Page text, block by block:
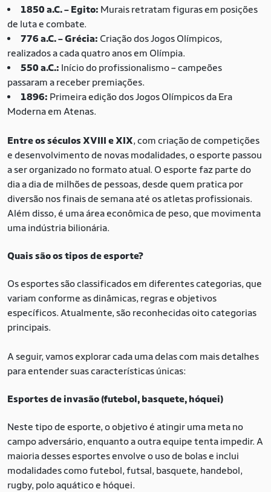
1850 a.C. – Egito: Murais retratam figuras em posições
de luta e combate.
776 a.C. – Grécia: Criação dos Jogos Olímpicos,
realizados a cada quatro anos em Olímpia.
550 a.C.: Início do profissionalismo – campeões
passaram a receber premiações.
1896: Primeira edição dos Jogos Olímpicos da Era
Moderna em Atenas.
Entre os séculos XVIII e XIX, com criação de competições
e desenvolvimento de novas modalidades, o esporte passou
a ser organizado no formato atual. O esporte faz parte do
dia a dia de milhões de pessoas, desde quem pratica por
diversão nos finais de semana até os atletas profissionais.
Além disso, é uma área econômica de peso, que movimenta
uma indústria bilionária.
Quais são os tipos de esporte?
Os esportes são classificados em diferentes categorias, que
variam conforme as dinâmicas, regras e objetivos
específicos. Atualmente, são reconhecidas oito categorias
principais.
A seguir, vamos explorar cada uma delas com mais detalhes
para entender suas características únicas:
Esportes de invasão (futebol, basquete, hóquei)
Neste tipo de esporte, o objetivo é atingir uma meta no
campo adversário, enquanto a outra equipe tenta impedir. A
maioria desses esportes envolve o uso de bolas e inclui
modalidades como futebol, futsal, basquete, handebol,
rugby, polo aquático e hóquei.